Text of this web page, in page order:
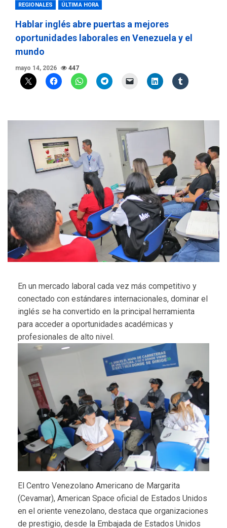
REGIONALES ÚLTIMA HORA
Hablar inglés abre puertas a mejores
oportunidades laborales en Venezuela y el
mundo
mayo 14, 2026 447
En un mercado laboral cada vez más competitivo y
conectado con estándares internacionales, dominar el
inglés se ha convertido en la principal herramienta
para acceder a oportunidades académicas y
profesionales de alto nivel.
El Centro Venezolano Americano de Margarita
(Cevamar), American Space oficial de Estados Unidos
en el oriente venezolano, destaca que organizaciones
de prestigio, desde la Embajada de Estados Unidos